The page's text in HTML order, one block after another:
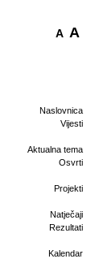
A A
Naslovnica
Vijesti
Aktualna tema
Osvrti
Projekti
Natječaji
Rezultati
Kalendar